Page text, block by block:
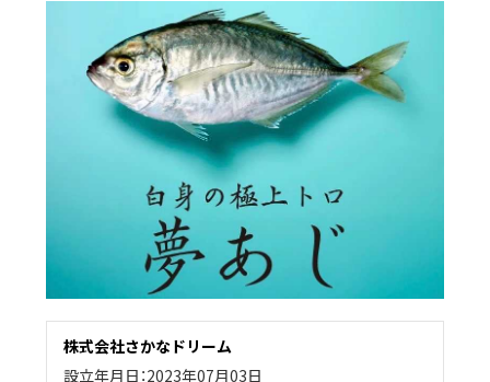
株式会社さかなドリーム
設立年月日：2023年07月03日